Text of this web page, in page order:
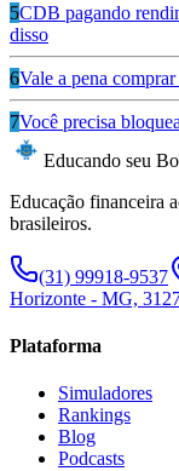
5CDB pagando
disso
6Vale a pena
7Você precisa
Educando seu
Educação financeira
brasileiros.
(31) 99918-9537
Horizonte - MG,
Plataforma
Simuladores
Rankings
Blog
Podcasts